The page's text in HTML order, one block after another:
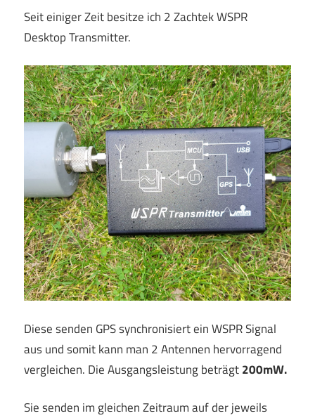
Seit einiger Zeit besitze ich 2 Zachtek WSPR
Desktop Transmitter.
Diese senden GPS synchronisiert ein WSPR Signal
aus und somit kann man 2 Antennen hervorragend
vergleichen. Die Ausgangsleistung beträgt200mW.
Sie senden im gleichen Zeitraum auf der jeweils